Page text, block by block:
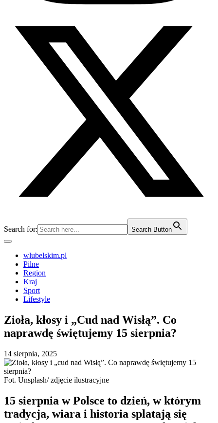
Search for: Search Button
wlubelskim.pl
Pilne
Region
Kraj
Sport
Lifestyle
Zioła, kłosy i „Cud nad Wisłą”. Co
naprawdę świętujemy 15 sierpnia?
14 sierpnia, 2025
Fot. Unsplash/ zdjęcie ilustracyjne
15 sierpnia w Polsce to dzień, w którym
tradycja, wiara i historia splatają się